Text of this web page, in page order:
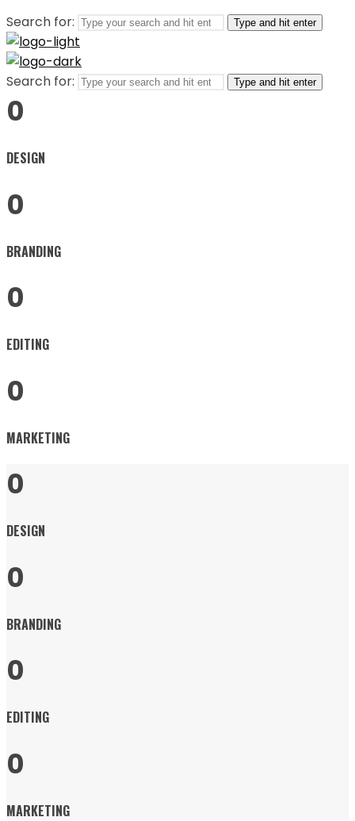
Search for: Type and hit enter
Search for: Type and hit enter
0
DESIGN
0
BRANDING
0
EDITING
0
MARKETING
0
DESIGN
0
BRANDING
0
EDITING
0
MARKETING